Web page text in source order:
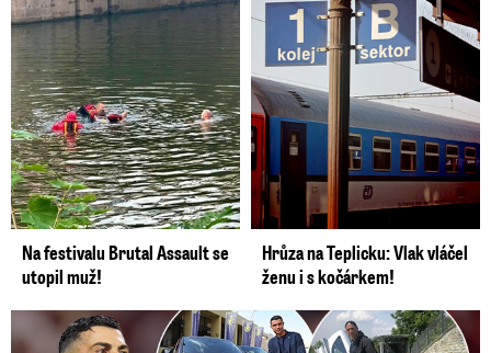
Na festivalu Brutal Assault se
utopil muž!
Hrůza na Teplicku: Vlak vláčel
ženu i s kočárkem!
Ronaldo se pochlubil před sňatkem: Hračky za půl miliardy!